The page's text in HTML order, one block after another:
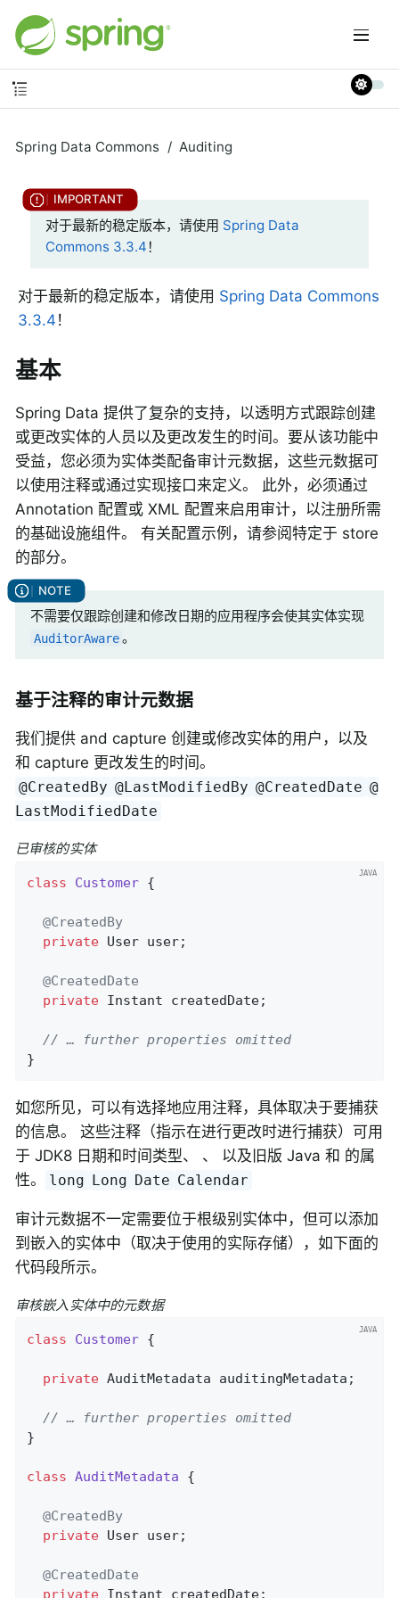
Spring Data Commons Auditing
对于最新的稳定版本，请使用 Spring Data
Commons 3.3.4 ！
对于最新的稳定版本，请使用 Spring Data Commons
3.3.4 ！
基本
Spring Data 提供了复杂的支持，以透明方式跟踪创建
或更改实体的人员以及更改发生的时间。要从该功能中
受益，您必须为实体类配备审计元数据，这些元数据可
以使用注释或通过实现接口来定义。 此外，必须通过
Annotation 配置或 XML 配置来启用审计，以注册所需
的基础设施组件。 有关配置示例，请参阅特定于 store
的部分。
不需要仅跟踪创建和修改日期的应用程序会使其实体实现
AuditorAware 。
基于注释的审计元数据
我们提供 and capture 创建或修改实体的用户，以及
和 capture 更改发生的时间。
@CreatedBy @LastModifiedBy @CreatedDate @
LastModifiedDate
已审核的实体
class Customer {
@CreatedBy
private User user;
@CreatedDate
private Instant createdDate;
// … further properties omitted
}
如您所见，可以有选择地应用注释，具体取决于要捕获
的信息。 这些注释（指示在进行更改时进行捕获）可用
于 JDK8 日期和时间类型、 、 以及旧版 Java 和 的属
性。
long Long Date Calendar
审计元数据不一定需要位于根级别实体中，但可以添加
到嵌入的实体中（取决于使用的实际存储），如下面的
代码段所示。
审核嵌入实体中的元数据
class Customer {
private AuditMetadata auditingMetadata;
// … further properties omitted
}
class AuditMetadata {
@CreatedBy
private User user;
@CreatedDate
private Instant createdDate;